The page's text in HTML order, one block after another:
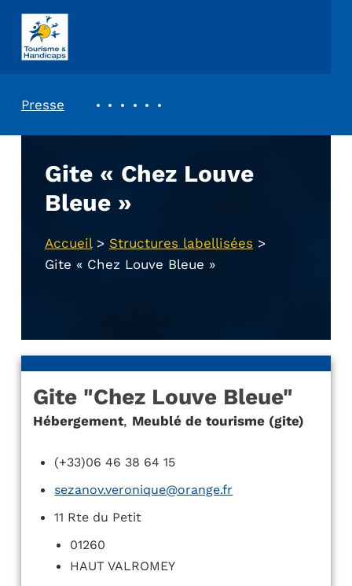
ASSOCIATION TOURISME ET HANDICAPS
Presse
Gite « Chez Louve
Bleue »
Accueil> Structures labellisées >
Gite « Chez Louve Bleue »
Gite "Chez Louve Bleue"
Hébergement, Meublé de tourisme (gite)
(+33)06 46 38 64 15
sezanov.veronique@orange.fr
11 Rte du Petit
01260
HAUT VALROMEY